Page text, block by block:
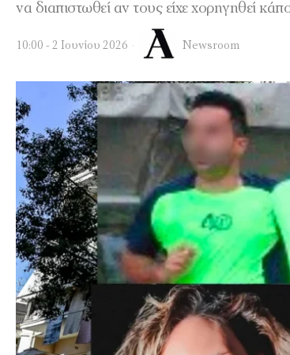
να διαπιστωθεί αν τους είχε χορηγηθεί
10:00 - 2 Ιουνίου 2026 Newsroom